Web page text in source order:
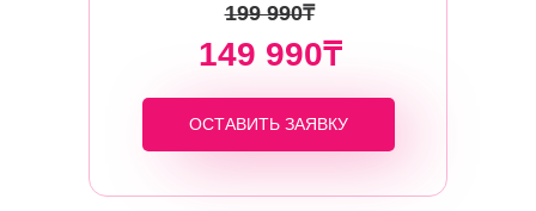
199 990₸
149 990₸
ОСТАВИТЬ ЗАЯВКУ